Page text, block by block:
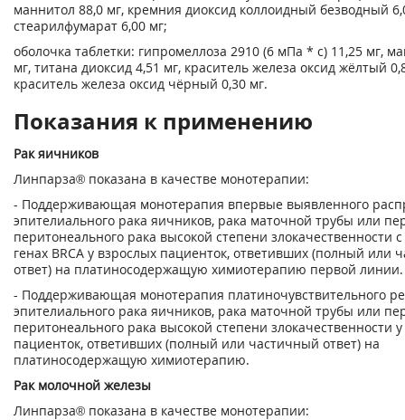
маннитол 88,0 мг, кремния диоксид коллоидный безводный
стеарилфумарат 6,00 мг;
оболочка таблетки: гипромеллоза 2910 (6 мПа * с) 11,25 мг,
мг, титана диоксид 4,51 мг, краситель железа оксид жёлтый
краситель железа оксид чёрный 0,30 мг.
Показания к применению
Рак яичников
Линпарза® показана в качестве монотерапии:
- Поддерживающая монотерапия впервые выявленного
эпителиального рака яичников, рака маточной трубы или
перитонеального рака высокой степени злокачественности
генах BRCA у взрослых пациенток, ответивших (полный или
ответ) на платиносодержащую химиотерапию первой линии.
- Поддерживающая монотерапия платиночувствительного
эпителиального рака яичников, рака маточной трубы или
перитонеального рака высокой степени злокачественности
пациенток, ответивших (полный или частичный ответ) на
платиносодержащую химиотерапию.
Рак молочной железы
Линпарза® показана в качестве монотерапии: